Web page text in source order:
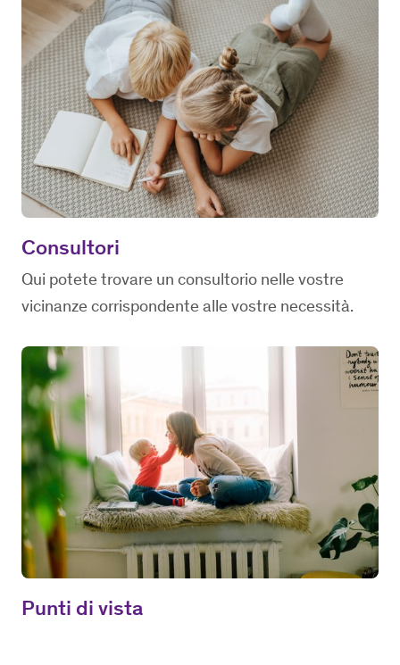
Consultori
Qui potete trovare un consultorio nelle vostre
vicinanze corrispondente alle vostre necessità.
Punti di vista